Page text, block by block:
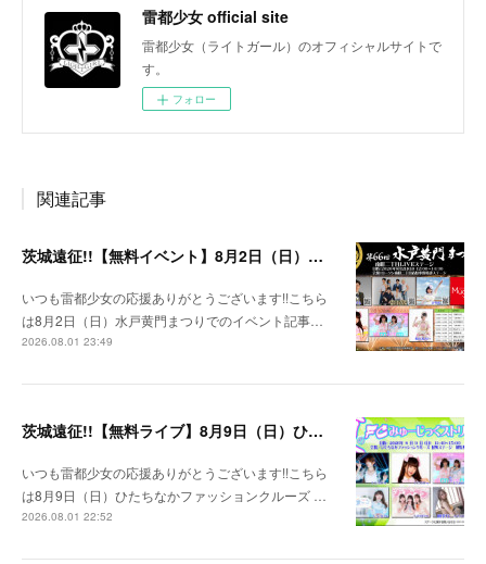
雷都少女 official site
雷都少女（ライトガール）のオフィシャルサイトで
す。
フォロー
関連記事
茨城遠征!!【無料イベント】8月2日（日）水戸黄門まつり
いつも雷都少女の応援ありがとうございます!!こちら
は8月2日（日）水戸黄門まつりでのイベント記事…
2026.08.01 23:49
茨城遠征!!【無料ライブ】8月9日（日）ひたちなかファッションクルーズ 野外ステージ
いつも雷都少女の応援ありがとうございます!!こちら
は8月9日（日）ひたちなかファッションクルーズ …
2026.08.01 22:52